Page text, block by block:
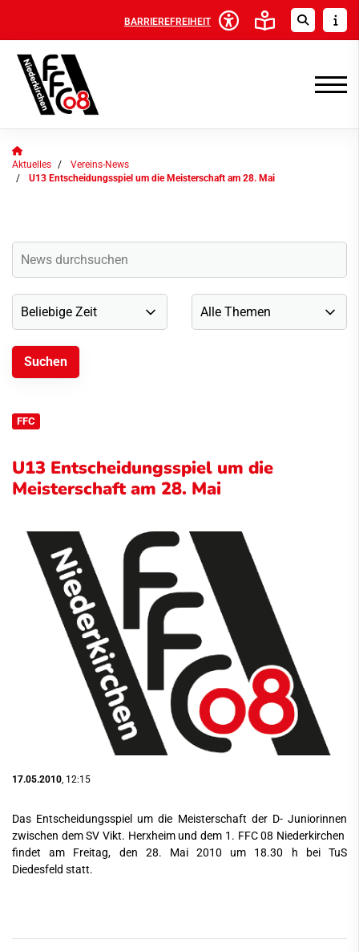
BARRIEREFREIHEIT
Aktuelles
Vereins-News
U13 Entscheidungsspiel um die Meisterschaft am 28. Mai
FFC
U13 Entscheidungsspiel um die
Meisterschaft am 28. Mai
17.05.2010 , 12:15
Das Entscheidungsspiel um die Meisterschaft der D- Juniorinnen
zwischen dem SV Vikt. Herxheim und dem 1. FFC 08 Niederkirchen
findet am Freitag, den 28. Mai 2010 um 18.30 h bei TuS
Diedesfeld statt.